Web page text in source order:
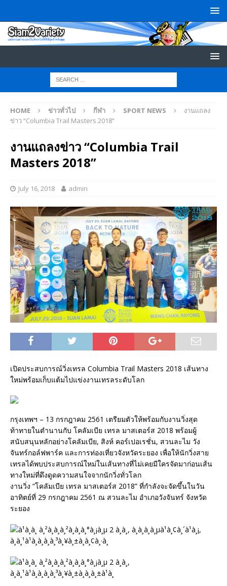
HOME ข่าวทั่วไป กีฬา SPORT NEWS
งานแถลง
ข่าว “Columbia Trail Masters 2018”
งานแถลงข่าว “Columbia Trail
Masters 2018”
July 16, 2018 admin
เปิดประสบการณ์วิ่งเทรล Columbia Trail Masters 2018 เส้นทาง
ใหม่พร้อมเก็บแต้มไปแข่งงานเทรลระดับโลก
กรุงเทพฯ – 13 กรกฎาคม 2561 เตรียมตัวให้พร้อมกับงานวิ่งสุด
ท้าทายในตำนานกับ โคลัมเบีย เทรล มาสเตอร์ส 2018 พร้อมผู้
สนับสนุนหลักอย่างโคลัมเบีย, สิงห์ คอร์เปอเรชั่น, สวนละไม วัง
จันทร์กอล์ฟพาร์ค และการท่องเที่ยวจังหวัดระยอง เพื่อให้นักวิ่งสาย
เทรลได้พบประสบการณ์ใหม่ในเส้นทางที่ไม่เคยมีใครจัดมาก่อนเส้น
ทางใหม่ที่ดึงดูดความสนใจจากนักวิ่งทั่วโลก
งานวิ่ง “โคลัมเบีย เทรล มาสเตอร์ส 2018” ที่กำลังจะจัดขึ้นในวัน
อาทิตย์ที่ 29 กรกฎาคม 2561 ณ สวนละไม อำเภอวังจันทร์ จังหวัด
ระยอง